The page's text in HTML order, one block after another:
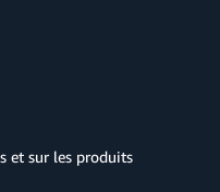
et sur les produits